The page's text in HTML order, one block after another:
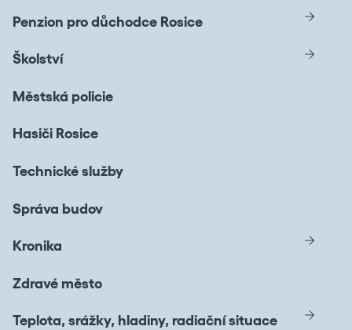
Penzion pro důchodce Rosice
Školství
Městská policie
Hasiči Rosice
Technické služby
Správa budov
Kronika
Zdravé město
Teplota, srážky, hladiny, radiační situace